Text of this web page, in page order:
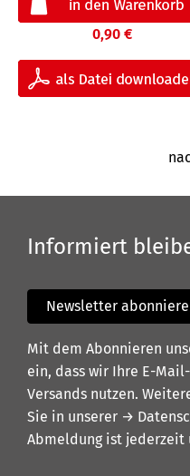
0,90 €
Informiert
Newsletter
Mit dem Abonnieren
ein, dass wir Ihre E-
Versands nutzen.
Sie in unserer →
Abmeldung ist jederzeit